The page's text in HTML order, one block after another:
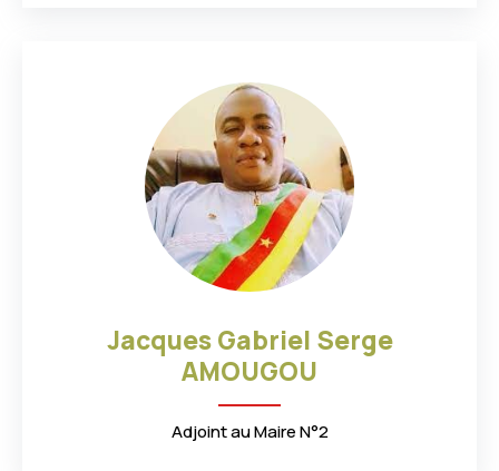
Jacques Gabriel Serge
AMOUGOU
Adjoint au Maire N°2
0
7
9
1
3
5
7
9
7
4
1
8
4
1
8
9
9
9